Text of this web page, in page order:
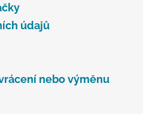
údajů
nebo výměnu